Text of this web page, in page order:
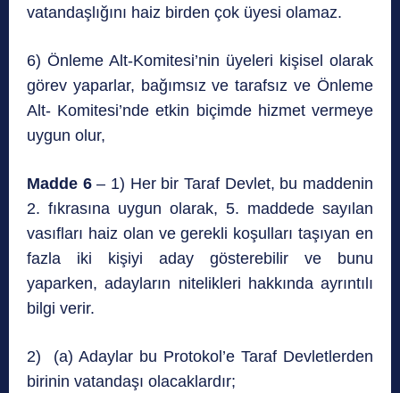
vatandaşlığını haiz birden çok üyesi olamaz.
6) Önleme Alt-Komitesi’nin üyeleri kişisel olarak
görev yaparlar, bağımsız ve tarafsız ve Önleme
Alt- Komitesi’nde etkin biçimde hizmet vermeye
uygun olur,
Madde 6– 1) Her bir Taraf Devlet, bu maddenin
2. fıkrasına uygun olarak, 5. maddede sayılan
vasıfları haiz olan ve gerekli koşulları taşıyan en
fazla iki kişiyi aday gösterebilir ve bunu
yaparken, adayların nitelikleri hakkında ayrıntılı
bilgi verir.
2) (a) Adaylar bu Protokol’e Taraf Devletlerden
birinin vatandaşı olacaklardır;